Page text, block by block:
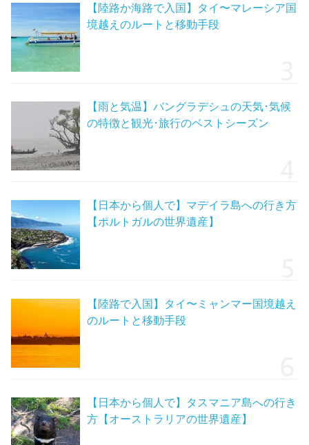
【陸路か海路で入国】タイ〜マレーシア国
境越えのルートと移動手段
【雨と気温】バングラデシュの天気･気候
の特徴と観光･旅行のベストシーズン
【日本から個人で】マデイラ島への行き方
【ポルトガルの世界遺産】
【陸路で入国】タイ〜ミャンマー国境越え
のルートと移動手段
【日本から個人で】タスマニア島への行き
方【オーストラリアの世界遺産】